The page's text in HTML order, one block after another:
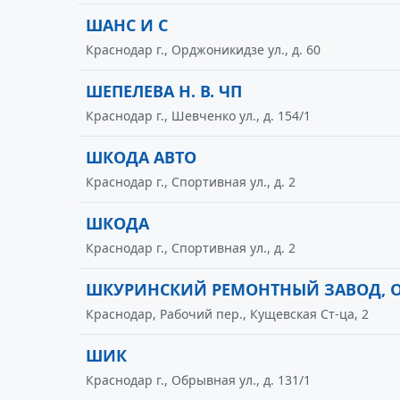
ШАНС И С
Краснодар г., Орджоникидзе ул., д. 60
ШЕПЕЛЕВА Н. В. ЧП
Краснодар г., Шевченко ул., д. 154/1
ШКОДА АВТО
Краснодар г., Спортивная ул., д. 2
ШКОДА
Краснодар г., Спортивная ул., д. 2
ШКУРИНСКИЙ РЕМОНТНЫЙ ЗАВОД,
Краснодар, Рабочий пер., Кущевская Ст-ца, 2
ШИК
Краснодар г., Обрывная ул., д. 131/1